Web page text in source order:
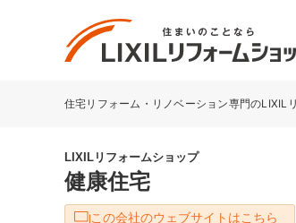
リフォーム事例を探す
キッチン
LIXILリフォームショ
住宅リフォーム・リノベーション専門のLIXIL
LIXILリフォームショップ
健康住宅
この会社のウェブサイトはこちら